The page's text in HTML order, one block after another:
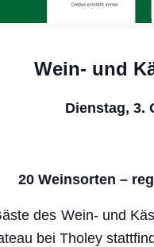
Wein- und
Dienstag, 3.
20 Weinsorten –
des Wein- und
bei Tholey